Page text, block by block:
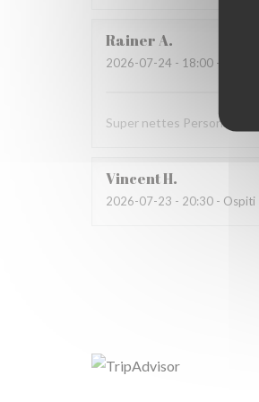
RainerA
2026-07-24 - 18:00 - Ospiti 4
Super nettes Personal und
VincentH
2026-07-23 - 20:30 - Ospiti